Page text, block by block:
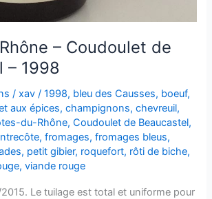
– Coudoulet de
– 1998
/xav/1998, bleu des Causses, boeuf,
aux épices,champignons,chevreuil,
du-Rhône,Coudoulet de Beaucastel,
,fromages,fromages bleus,
, petit gibier, roquefort, rôti de biche,
,viande rouge
Le tuilage est total et uniforme pour